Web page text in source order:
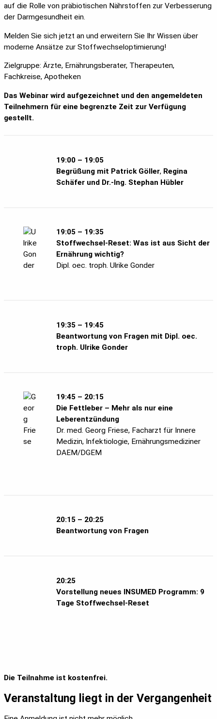
auf die Rolle von präbiotischen Nährstoffen zur Verbesserung
der Darmgesundheit ein.
Melden Sie sich jetzt an und erweitern Sie Ihr Wissen über
moderne Ansätze zur Stoffwechseloptimierung!
Zielgruppe: Ärzte, Ernährungsberater, Therapeuten,
Fachkreise, Apotheken
Das Webinar wird aufgezeichnet und den angemeldeten
Teilnehmern für eine begrenzte Zeit zur Verfügung
gestellt.
19:00 – 19:05
Begrüßung mit Patrick Göller, Regina
Schäfer und Dr.-Ing. Stephan Hübler
19:05 – 19:35
Stoffwechsel-Reset: Was ist aus Sicht der
Ernährung wichtig?
Dipl. oec. troph. Ulrike Gonder
19:35 – 19:45
Beantwortung von Fragen mit Dipl. oec.
troph. Ulrike Gonder
19:45 – 20:15
Die Fettleber – Mehr als nur eine
Leberentzündung
Dr. med. Georg Friese, Facharzt für Innere
Medizin, Infektiologie, Ernährungsmediziner
DAEM/DGEM
20:15 – 20:25
Beantwortung von Fragen
20:25
Vorstellung neues INSUMED Programm: 9
Tage Stoffwechsel-Reset
Die Teilnahme ist kostenfrei.
Veranstaltung liegt in der Vergangenheit